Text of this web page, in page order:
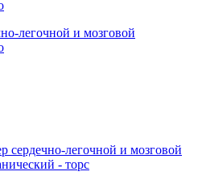
легочной и мозговой